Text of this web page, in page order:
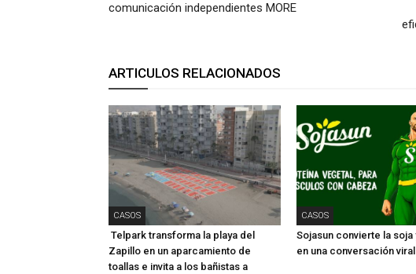
comunicación independientes MORE
ARTICULOS RELACIONADOS
CASOS
Telpark transforma la playa del
Zapillo en un aparcamiento de
toallas e invita a los bañistas a
CASOS
Sojasun convierte la soja
en una conversación viral